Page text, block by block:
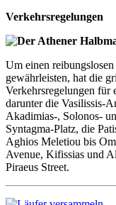
Verkehrsregelungen
Um einen
gewährleisten, hat die
Verkehrsregelungen für
darunter die Vasilissis-
Akadimias-, Solonos-
Syntagma-Platz, die
Aghios Meletiou bis
Avenue, Kifissias und
Piraeus Street.